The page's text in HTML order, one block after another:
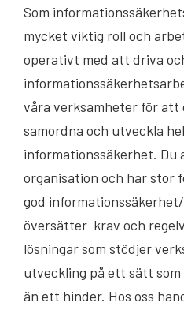
Som
mycket viktig roll och
operativt med att driva
våra verksamheter för att
samordna och utveckla
informationssäkerhet. Du
organisation och har stor
god
översätter krav och
lösningar som stödjer
utveckling på ett sätt
än ett hinder. Hos oss